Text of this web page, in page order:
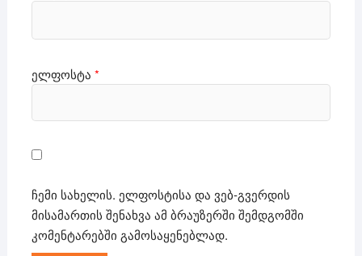
ელფოსტა *
ჩემი სახელის. ელფოსტისა და ვებ-გვერდის
მისამართის შენახვა ამ ბრაუზერში შემდგომში
კომენტარებში გამოსაყენებლად.